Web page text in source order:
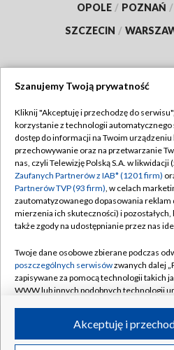
OPOLE / POZNAŃ /
SZCZECIN /
TVP
Abonament TVP
Emisja w TVP
Centrum informacji TVP
Naziemna Telewizja Cyfrowa
Rada Programowa
System NOS
Informacje o nadawcy
Program dla prasy
Polityka
Moje
Pomoc
©2026 Telewizja
Szanujemy Twoją prywatność
Kliknij "Akceptuję i przechodzę do
korzystanie z technologii automatycznego
dostęp do informacji na Twoim
przechowywanie oraz na przetwarzanie
nas, czyli Telewizję Polską S.A. w likwidacji
Zaufanych Partnerów z IAB* (1201 firm)
Partnerów TVP (93 firm), w celach
zautomatyzowanego dopasowania
mierzenia ich skuteczności) i
także zgody na udostępnianie przez nas
Twoje dane osobowe zbierane podczas
poszczególnych serwisówzwanych dalej
zapisywane za pomocą technologii takich
WWW lub innych podobnych technologii
ruchu w Internecie.Akceptuję i